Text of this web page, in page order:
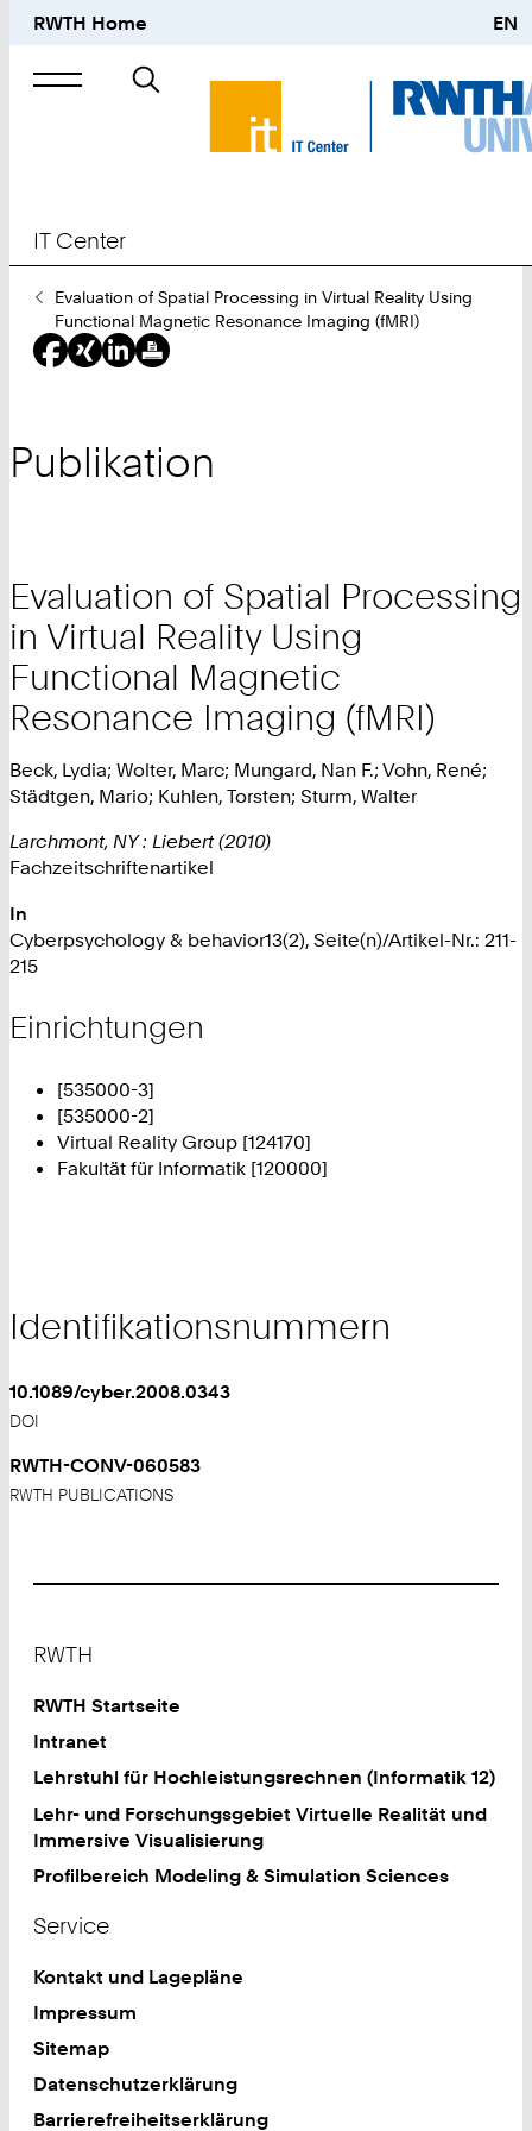
RWTH Home EN
Suche
nach
IT Center
Sie
sind
hier:
Evaluation of Spatial Processing in Virtual Reality Using
Functional Magnetic Resonance Imaging (fMRI)
Publikation
Evaluation of Spatial Processing
in Virtual Reality Using
Functional Magnetic
Resonance Imaging (fMRI)
Beck, Lydia; Wolter, Marc; Mungard, Nan F.; Vohn, René;
Städtgen, Mario; Kuhlen, Torsten; Sturm, Walter
Larchmont, NY : Liebert (2010)
Fachzeitschriftenartikel
In
Cyberpsychology & behavior13(2), Seite(n)/Artikel-Nr.: 211-
215
Einrichtungen
[535000-3]
[535000-2]
Virtual Reality Group [124170]
Fakultät für Informatik [120000]
Identifikationsnummern
10.1089/cyber.2008.0343
DOI
RWTH-CONV-060583
RWTH PUBLICATIONS
RWTH
RWTH Startseite
Intranet
Lehrstuhl für Hochleistungsrechnen (Informatik 12)
Lehr- und Forschungsgebiet Virtuelle Realität und
Immersive Visualisierung
Profilbereich Modeling & Simulation Sciences
Service
Kontakt und Lagepläne
Impressum
Sitemap
Datenschutzerklärung
Barrierefreiheitserklärung